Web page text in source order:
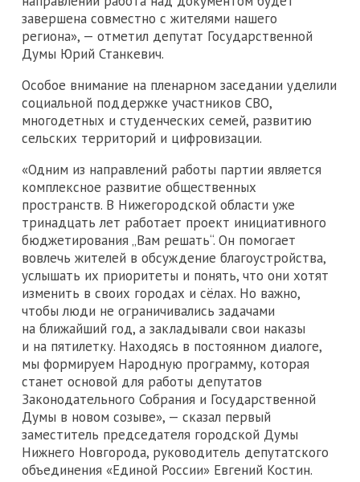
завершена совместно с жителями нашего
региона», — отметил депутат Государственной
Думы Юрий Станкевич.
Особое внимание на пленарном заседании уделили
социальной поддержке участников СВО,
многодетных и студенческих семей, развитию
сельских территорий и цифровизации.
«Одним из направлений работы партии является
комплексное развитие общественных
пространств. В Нижегородской области уже
тринадцать лет работает проект инициативного
бюджетирования „Вам решать“. Он помогает
вовлечь жителей в обсуждение благоустройства,
услышать их приоритеты и понять, что они хотят
изменить в своих городах и сёлах. Но важно,
чтобы люди не ограничивались задачами
на ближайший год, а закладывали свои наказы
и на пятилетку. Находясь в постоянном диалоге,
мы формируем Народную программу, которая
станет основой для работы депутатов
Законодательного Собрания и Государственной
Думы в новом созыве», — сказал первый
заместитель председателя городской Думы
Нижнего Новгорода, руководитель депутатского
объединения «Единой России» Евгений Костин.